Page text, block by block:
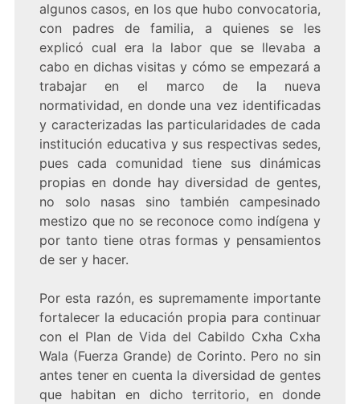
algunos casos, en los que hubo convocatoria,
con padres de familia, a quienes se les
explicó cual era la labor que se llevaba a
cabo en dichas visitas y cómo se empezará a
trabajar en el marco de la nueva
normatividad, en donde una vez identificadas
y caracterizadas las particularidades de cada
institución educativa y sus respectivas sedes,
pues cada comunidad tiene sus dinámicas
propias en donde hay diversidad de gentes,
no solo nasas sino también campesinado
mestizo que no se reconoce como indígena y
por tanto tiene otras formas y pensamientos
de ser y hacer.
Por esta razón, es supremamente importante
fortalecer la educación propia para continuar
con el Plan de Vida del Cabildo Cxha Cxha
Wala (Fuerza Grande) de Corinto. Pero no sin
antes tener en cuenta la diversidad de gentes
que habitan en dicho territorio, en donde